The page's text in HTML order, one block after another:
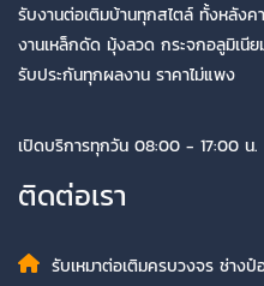
รับงานต่อเติมบ้านทุกสไตล์ ทั้งหลัง
งานเหล็กดัด มุ้งลวด กระจกอลูมิเนี
รับประกันทุกผลงาน ราคาไม่แพง
เปิดบริการทุกวัน 08:00 - 17:00 น.
ติดต่อเรา
รับเหมาต่อเติมครบวงจร ช่างป๋